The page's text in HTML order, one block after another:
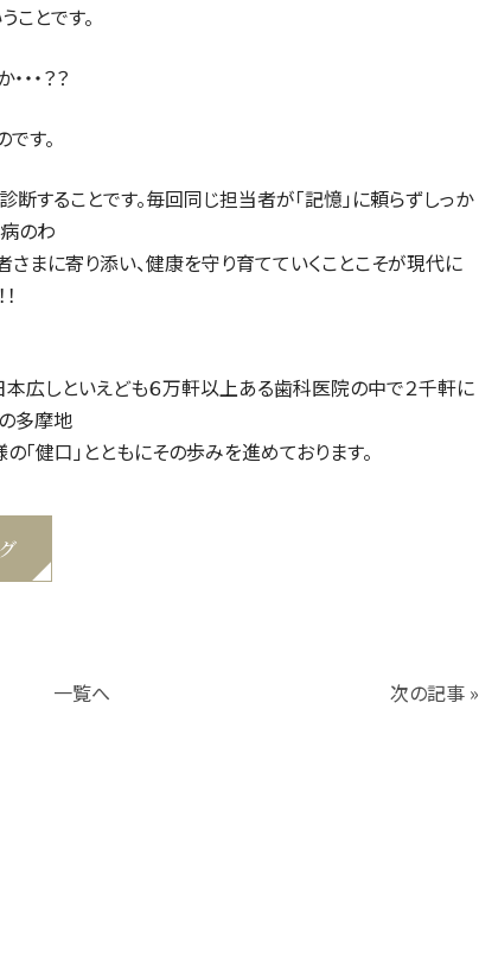
とです。
・？？
す。
することです。毎回同じ担当者が「記憶」に頼らずしっか
のわ
まに寄り添い、健康を守り育てていくことこそが現代に
広しといえども６万軒以上ある歯科医院の中で２千軒に
多摩地
健口」とともにその歩みを進めております。
一覧へ 次の記事 »